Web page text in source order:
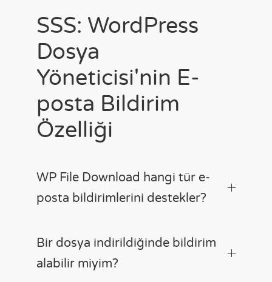
SSS: WordPress
Dosya
Yöneticisi'nin E-
posta Bildirim
Özelliği
WP File Download hangi tür e-
posta bildirimlerini destekler?
Bir dosya indirildiğinde bildirim
alabilir miyim?